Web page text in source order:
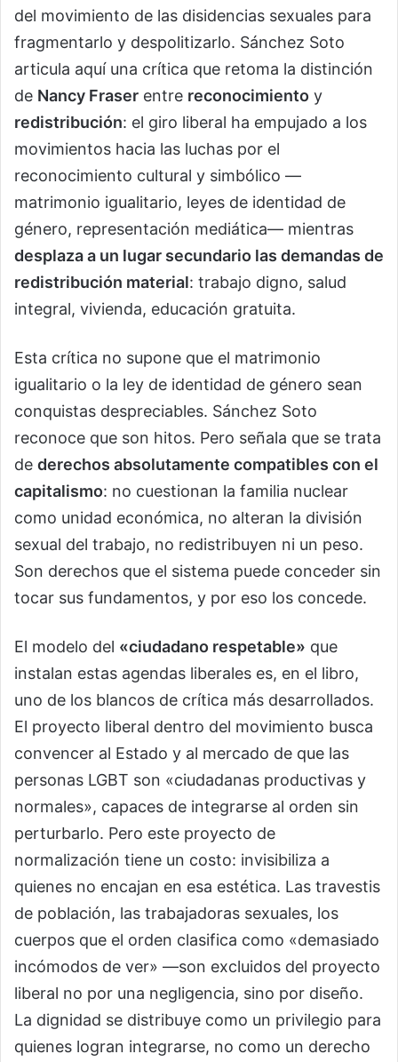
del movimiento de las disidencias sexuales para
fragmentarlo y despolitizarlo. Sánchez Soto
articula aquí una crítica que retoma la distinción
de Nancy Fraser entre reconocimiento y
redistribución: el giro liberal ha empujado a los
movimientos hacia las luchas por el
reconocimiento cultural y simbólico —
matrimonio igualitario, leyes de identidad de
género, representación mediática— mientras
desplaza a un lugar secundario las demandas de
redistribución material: trabajo digno, salud
integral, vivienda, educación gratuita.
Esta crítica no supone que el matrimonio
igualitario o la ley de identidad de género sean
conquistas despreciables. Sánchez Soto
reconoce que son hitos. Pero señala que se trata
de derechos absolutamente compatibles con el
capitalismo: no cuestionan la familia nuclear
como unidad económica, no alteran la división
sexual del trabajo, no redistribuyen ni un peso.
Son derechos que el sistema puede conceder sin
tocar sus fundamentos, y por eso los concede.
El modelo del «ciudadano respetable» que
instalan estas agendas liberales es, en el libro,
uno de los blancos de crítica más desarrollados.
El proyecto liberal dentro del movimiento busca
convencer al Estado y al mercado de que las
personas LGBT son «ciudadanas productivas y
normales», capaces de integrarse al orden sin
perturbarlo. Pero este proyecto de
normalización tiene un costo: invisibiliza a
quienes no encajan en esa estética. Las travestis
de población, las trabajadoras sexuales, los
cuerpos que el orden clasifica como «demasiado
incómodos de ver» —son excluidos del proyecto
liberal no por una negligencia, sino por diseño.
La dignidad se distribuye como un privilegio para
quienes logran integrarse, no como un derecho